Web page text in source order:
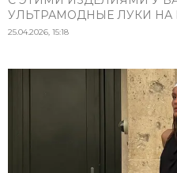
УЛЬТРАМОДНЫЕ ЛУКИ НА
25.04.2026, 15:18